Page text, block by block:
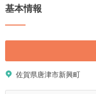
基本情報
佐賀県唐津市新興町